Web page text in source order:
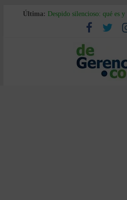
Última: Despido silencioso: qué es
La economía de Venezuela
Gestión de proyectos con
IA y creatividad: cómo